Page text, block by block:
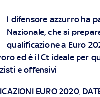
l difensore azzurro ha
Nazionale, che si
qualificazione a Euro
ed è il Ct ideale per
e offensivi
EURO 2020,